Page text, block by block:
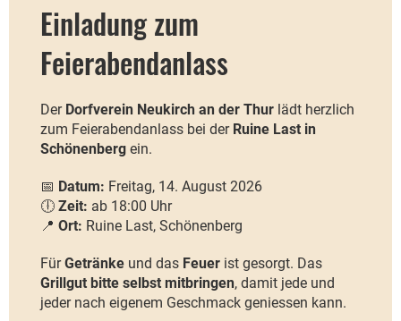
Einladung zum
Feierabendanlass
Der Dorfverein Neukirch an der Thur lädt herzlich
zum Feierabendanlass bei der Ruine Last in
Schönenberg ein.
📅 Datum: Freitag, 14. August 2026
🕕 Zeit: ab 18:00 Uhr
📍 Ort: Ruine Last, Schönenberg
FürGetränke und das Feuer ist gesorgt. Das
Grillgut bitte selbst mitbringen, damit jede und
jeder nach eigenem Geschmack geniessen kann.